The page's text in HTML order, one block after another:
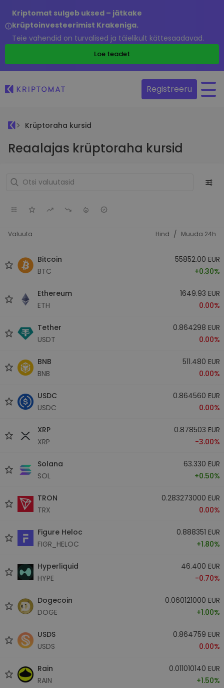
Kriptomat sulgeb uksed – jätkake
krüptoinvesteerimist Krakeniga.
Teie vahendid on turvalised ja täielikult kättesaadavad.
Loe teadet
Registreeru
Krüptoraha kursid
Reaalajas krüptoraha kursid
Valuuta Hind / Muuda 24h
Bitcoin
BTC
55852.00 EUR
+0.30%
Ethereum
ETH
1649.93 EUR
0.00%
Tether
USDT
0.864298 EUR
0.00%
BNB
BNB
511.480 EUR
0.00%
USDC
USDC
0.864560 EUR
0.00%
XRP
XRP
0.878503 EUR
-3.00%
Solana
SOL
63.330 EUR
+0.50%
TRON
TRX
0.283273000 EUR
0.00%
Figure Heloc
FIGR_HELOC
0.888351 EUR
+1.80%
Hyperliquid
HYPE
46.400 EUR
-0.70%
Dogecoin
DOGE
0.060121000 EUR
+1.00%
USDS
USDS
0.864759 EUR
0.00%
Rain
RAIN
0.011010140 EUR
+1.50%